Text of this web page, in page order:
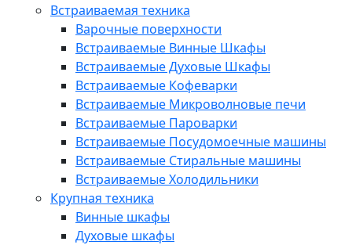
Встраиваемая техника
Варочные поверхности
Встраиваемые Винные Шкафы
Встраиваемые Духовые Шкафы
Встраиваемые Кофеварки
Встраиваемые Микроволновые печи
Встраиваемые Пароварки
Встраиваемые Посудомоечные машины
Встраиваемые Стиральные машины
Встраиваемые Холодильники
Крупная техника
Винные шкафы
Духовые шкафы